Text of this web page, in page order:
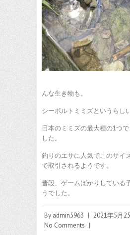
んな生き物も。
シーボルトミミズというらし
日本のミミズの最大種の1つ
した。
釣りのエサに人気でこのサイ
で取引されるようです。
普段、ゲームばかりしている
うでした。
By admin5963 | 2021年5月
No Comments |